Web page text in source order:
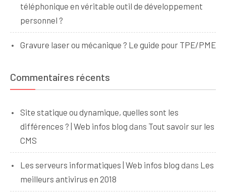
téléphonique en véritable outil de développement
personnel ?
Gravure laser ou mécanique ? Le guide pour TPE/PME
Commentaires récents
Site statique ou dynamique, quelles sont les
différences ? | Web infos blog dans Tout savoir sur les
CMS
Les serveurs informatiques | Web infos blog dans Les
meilleurs antivirus en 2018